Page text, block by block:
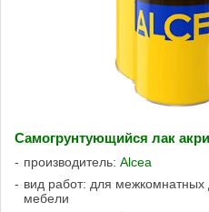
Самогрунтующийся лак
производитель: Alcea
вид работ: для межкомнатных
мебели